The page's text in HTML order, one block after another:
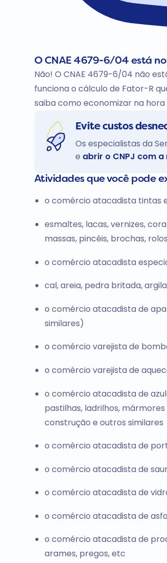
O CNAE 4679-6/04 está
Não! O CNAE 4679-6/04 não
funciona o cálculo de Fator-R
saiba como economizar na hora
Evite custos
Os especialistas da
e abrir o CNPJ com
Atividades que você pode
o comércio atacadista tintas
esmaltes, lacas, vernizes,
massas, pincéis, brochas,
o comércio atacadista
cal, areia, pedra britada,
o comércio atacadista de
similares)
o comércio varejista de
o comércio varejista de
o comércio atacadista de
pastilhas, ladrilhos,
construção e outros similares
o comércio atacadista de
o comércio atacadista de
o comércio atacadista de
o comércio atacadista de
o comércio atacadista de
arames, pregos, etc